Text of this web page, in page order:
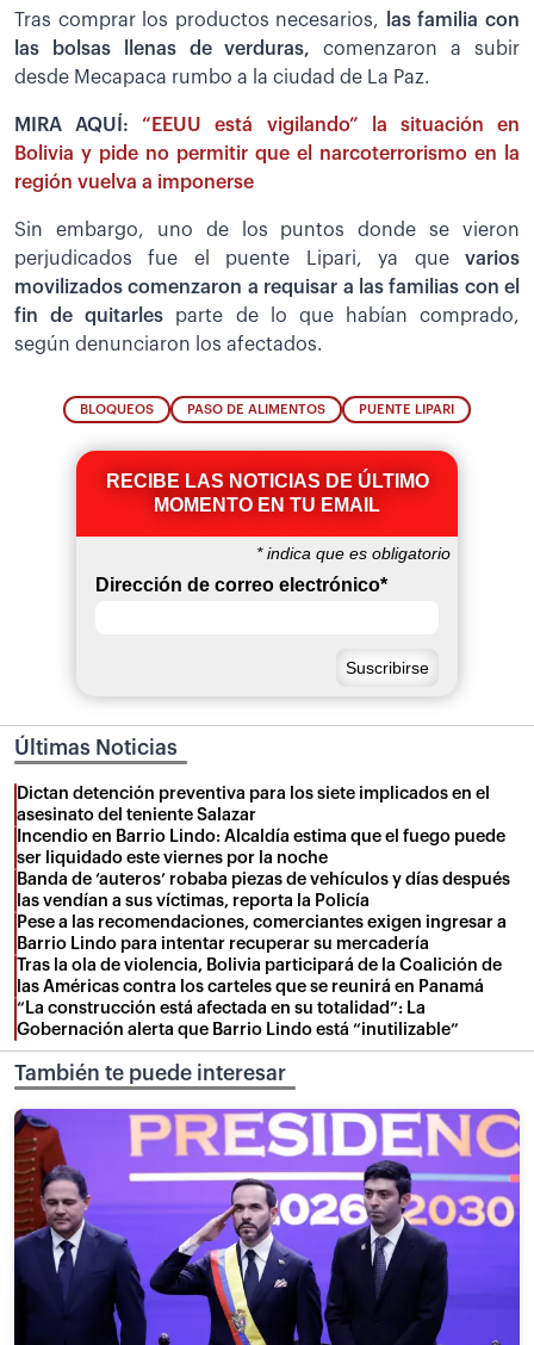
Tras comprar los productos necesarios,
las familia con
las bolsas llenas de verduras,comenzaron a subir
desde Mecapaca rumbo a la ciudad de La Paz.
MIRA AQUÍ:“EEUU está vigilando” la situación en
Bolivia y pide no permitir que el narcoterrorismo en la
región vuelva a imponerse
Sin embargo, uno de los puntos donde se vieron
perjudicados fue el puente Lipari, ya que varios
movilizados comenzaron a requisar a las familias con el
fin de quitarles parte de lo que habían comprado,
según denunciaron los afectados.
BLOQUEOS PASO DE ALIMENTOS PUENTE LIPARI
RECIBE LAS NOTICIAS DE ÚLTIMO
MOMENTO EN TU EMAIL
*indica que es obligatorio
Dirección de correo electrónico*
Últimas Noticias
Dictan detención preventiva para los siete implicados en el
asesinato del teniente Salazar
Incendio en Barrio Lindo: Alcaldía estima que el fuego puede
ser liquidado este viernes por la noche
Banda de ‘auteros’ robaba piezas de vehículos y días después
las vendían a sus víctimas, reporta la Policía
Pese a las recomendaciones, comerciantes exigen ingresar a
Barrio Lindo para intentar recuperar su mercadería
Tras la ola de violencia, Bolivia participará de la Coalición de
las Américas contra los carteles que se reunirá en Panamá
“La construcción está afectada en su totalidad”: La
Gobernación alerta que Barrio Lindo está “inutilizable”
También te puede interesar